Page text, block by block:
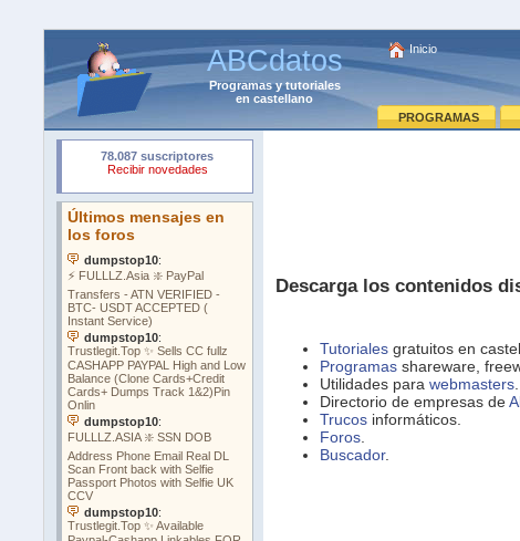
ABCdatos
Programasytutoriales
en castellano
Inicio
PROGRAMAS
Descarga los contenidos
Tutorialesgratuitos en
Programasshareware,
Utilidades para webmasters.
Directorio de empresas de
Trucosinformáticos.
Foros.
Buscador.